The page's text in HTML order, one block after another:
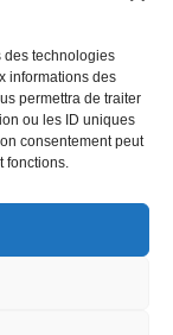
des technologies
informations des
permettra de traiter
ou les ID uniques
consentement peut
fonctions.